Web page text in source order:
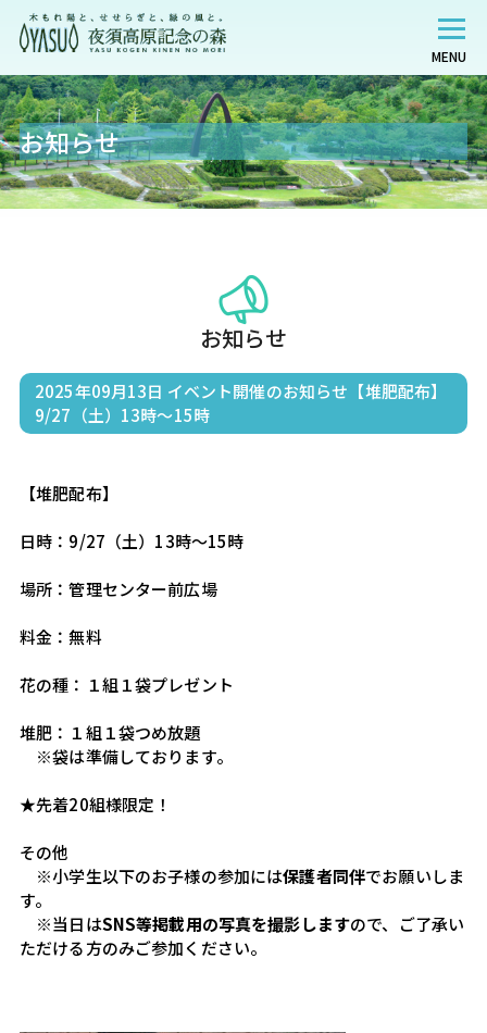
MENU
お知らせ
お知らせ
2025年09月13日 イベント開催のお知らせ【堆肥配布】
9/27（土）13時～15時
【堆肥配布】
日時：9/27（土）13時～15時
場所：管理センター前広場
料金：無料
花の種：１組１袋プレゼント
堆肥：１組１袋つめ放題
※袋は準備しております。
★先着20組様限定！
その他
※小学生以下のお子様の参加には保護者同伴でお願いしま
す。
※当日はSNS等掲載用の写真を撮影しますので、ご了承い
ただける方のみご参加ください。